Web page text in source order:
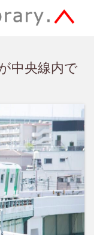
中央線内で